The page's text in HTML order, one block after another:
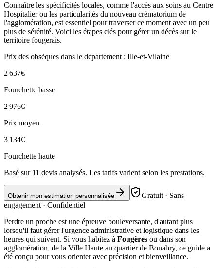
Connaître les spécificités locales, comme l'accès aux soins au Centre
Hospitalier ou les particularités du nouveau crématorium de
l'agglomération, est essentiel pour traverser ce moment avec un peu
plus de sérénité. Voici les étapes clés pour gérer un décès sur le
territoire fougerais.
Prix des obsèques dans le département : Ille-et-Vilaine
2 637€
Fourchette basse
2 976€
Prix moyen
3 134€
Fourchette haute
Basé sur 11 devis analysés. Les tarifs varient selon les prestations.
Obtenir mon estimation personnalisée
Gratuit · Sans
engagement · Confidentiel
Perdre un proche est une épreuve bouleversante, d'autant plus
lorsqu'il faut gérer l'urgence administrative et logistique dans les
heures qui suivent. Si vous habitez à Fougères ou dans son
agglomération, de la Ville Haute au quartier de Bonabry, ce guide a
été conçu pour vous orienter avec précision et bienveillance.